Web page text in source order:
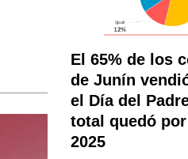
El 65% de los
de Junín
el Día del
total quedó
2025